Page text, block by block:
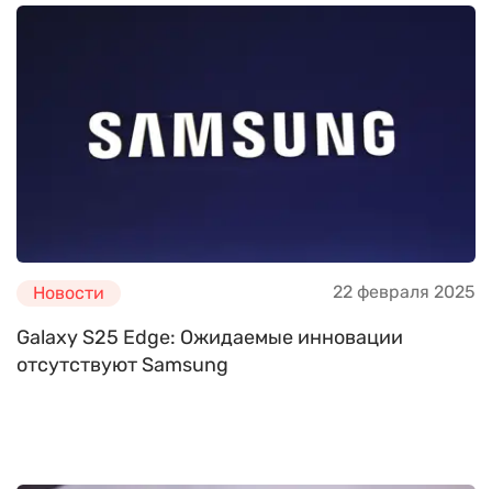
Новости 22 февраля 2025
Galaxy S25 Edge: Ожидаемые инновации
отсутствуют Samsung